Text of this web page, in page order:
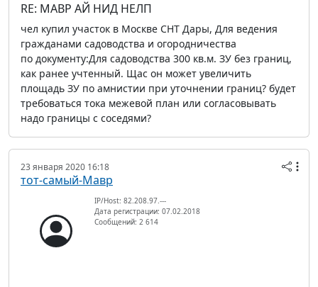
RE: МАВР АЙ НИД НЕЛП
чел купил участок в Москве СНТ Дары, Для ведения
гражданами садоводства и огородничества
по документу:Для садоводства 300 кв.м. ЗУ без границ,
как ранее учтенный. Щас он может увеличить
площадь ЗУ по амнистии при уточнении границ? будет
требоваться тока межевой план или согласовывать
надо границы с соседями?
23 января 2020 16:18
тот-самый-Мавр
IP/Host: 82.208.97.---
Дата регистрации: 07.02.2018
Сообщений: 2 614